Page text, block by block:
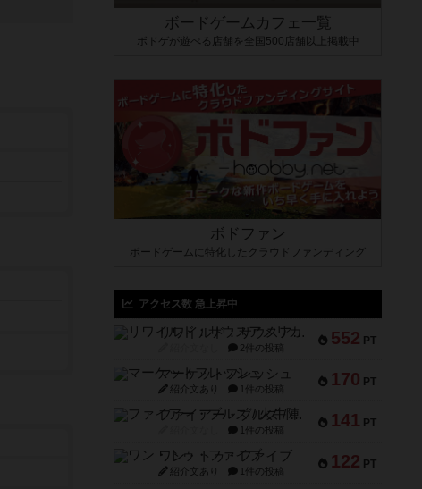
ボードゲームカフェ一覧
ボドゲが遊べる店舗を全国500店舗以上掲載中
ボドファン
ボードゲームに特化したクラウドファンディング
アクセス数 急上昇中
552 PT
リワイルド：サウスアメリカ
2件の投稿
170 PT
マーケットフレッシュ
紹介文あり 1件の投稿
141 PT
ファイアー・ブルズ / 火牛陣
1件の投稿
122 PT
ワン・トゥ・ファイブ
紹介文あり 1件の投稿